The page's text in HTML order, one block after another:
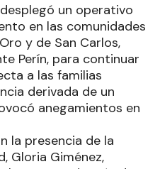
un operativo
en las comunidades
y de San Carlos,
Perín, para continuar
a las familias
derivada de un
anegamientos en
la presencia de la
Gloria Giménez,